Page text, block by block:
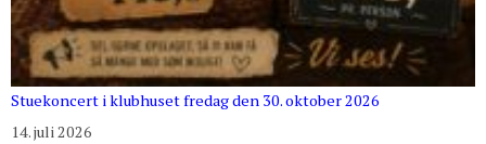
Stuekoncert i klubhuset fredag den 30. oktober 2026
14. juli 2026